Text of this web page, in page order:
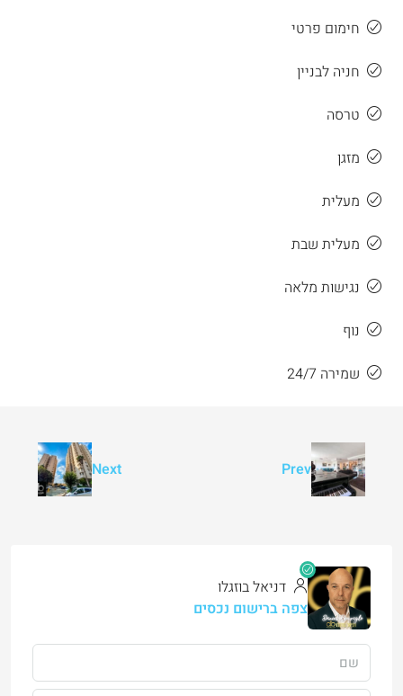
חימום פרטי
חניה לבניין
טרסה
מזגן
מעלית
מעלית שבת
נגישות מלאה
נוף
שמירה 24/7
Prev
Next
דניאל בוזגלו
צפה ברישום נכסים